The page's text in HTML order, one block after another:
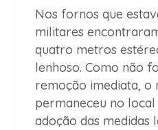
Nos fornos que
militares
quatro metros
lenhoso. Como não
remoção imediata, o
permaneceu no
adoção das medidas